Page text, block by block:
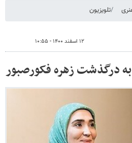
تلویزیون
۱۲ اسفند ۱۴۰۰ - ۱۰:۵۵
درگذشت زهره فکورصبور